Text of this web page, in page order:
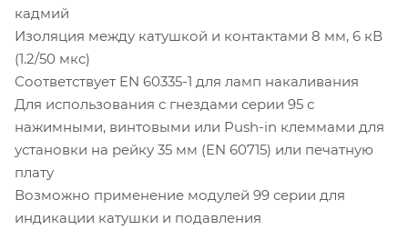
кадмий
Изоляция между катушкой и контактами 8 мм, 6 кВ
(1.2/50 мкс)
Соответствует EN 60335-1 для ламп накаливания
Для использования с гнездами серии 95 с
нажимными, винтовыми или Push-in клеммами для
установки на рейку 35 мм (EN 60715) или печатную
плату
Возможно применение модулей 99 серии для
индикации катушки и подавления